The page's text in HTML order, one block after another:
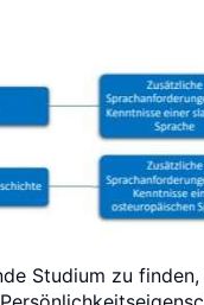
Studium zu